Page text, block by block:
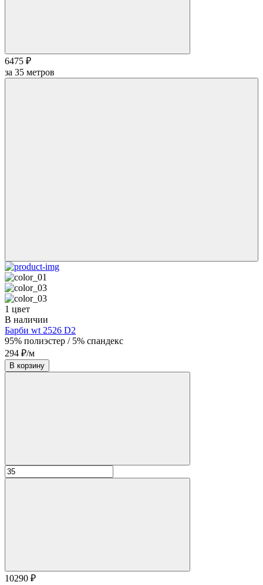
6475 ₽
за 35 метров
1 цвет
В наличии
Барби wt 2526 D2
95% полиэстер / 5% спандекс
294 ₽/м
В корзину
10290 ₽